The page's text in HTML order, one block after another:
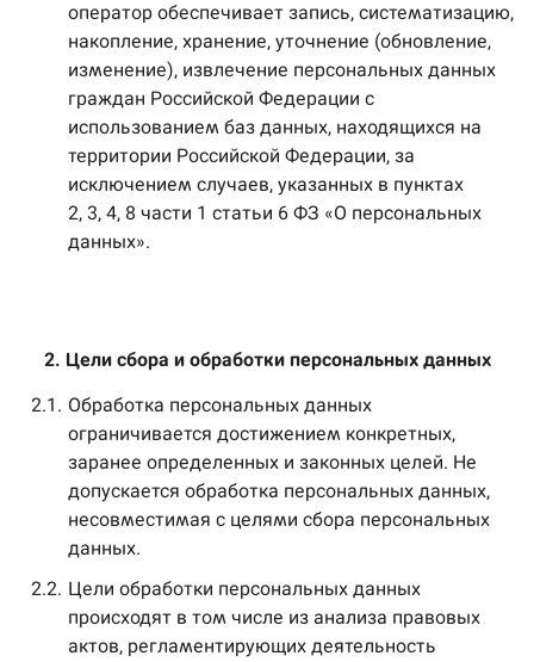
оператор обеспечивает запись, систематизацию,
накопление, хранение, уточнение (обновление,
изменение), извлечение персональных данных
граждан Российской Федерации с
использованием баз данных, находящихся на
территории Российской Федерации, за
исключением случаев, указанных в пунктах
2, 3, 4, 8 части 1 статьи 6 ФЗ «О персональных
данных».
2. Цели сбора и обработки персональных данных
2.1. Обработка персональных данных
ограничивается достижением конкретных,
заранее определенных и законных целей. Не
допускается обработка персональных данных,
несовместимая с целями сбора персональных
данных.
2.2. Цели обработки персональных данных
происходят в том числе из анализа правовых
актов, регламентирующих деятельность